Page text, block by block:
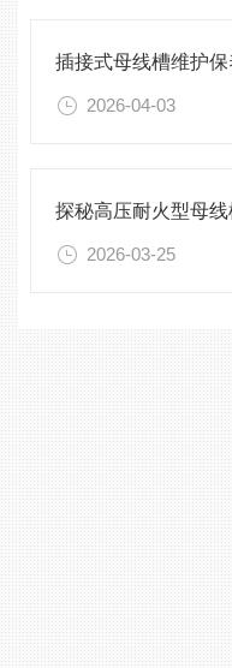
2026-04-03
2026-03-25